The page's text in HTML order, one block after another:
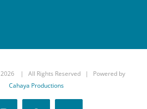
2026 | All Rights Reserved | Powered by
Cahaya Productions